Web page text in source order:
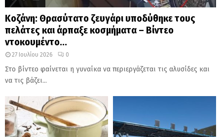
Κοζάνη: Θρασύτατο ζευγάρι υποδύθηκε τους
πελάτες και άρπαξε κοσμήματα – Βίντεο
ντοκουμέντο...
27 Ιουλίου 2026 0
Στο βίντεο φαίνεται η γυναίκα να περιεργάζεται τις αλυσίδες και
να τις βάζει...